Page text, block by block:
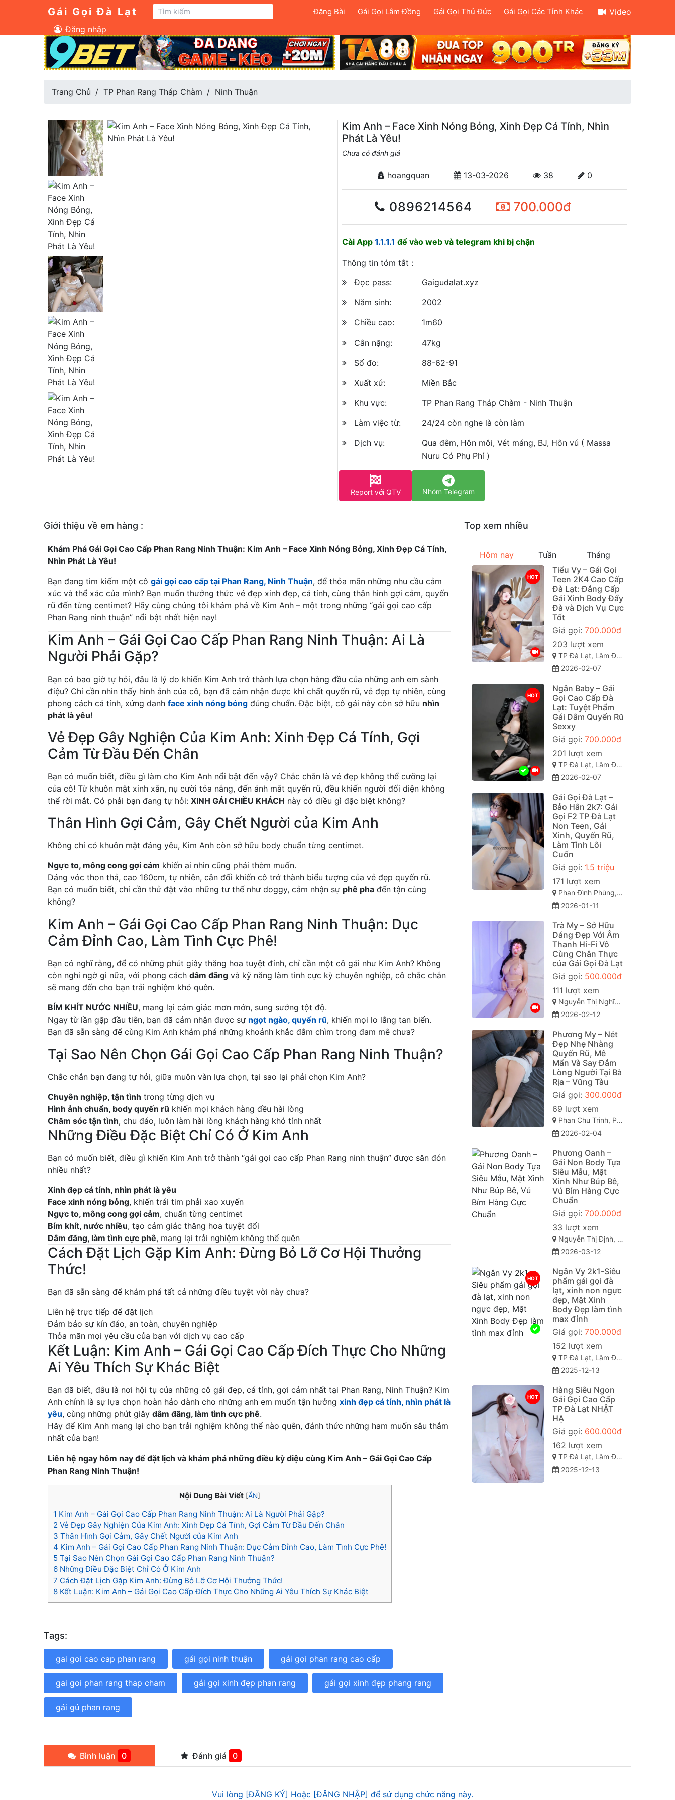
Gái Gọi Đà Lạt Đăng Bài Gái Gọi Lâm Đồng Gái Gọi Thủ Đức Gái Gọi Các Tỉnh Khác
Video
Đăng nhập
Trang Chủ TP Phan Rang Tháp Chàm Ninh Thuận
Kim Anh – Face Xinh Nóng Bỏng, Xinh Đẹp Cá Tính, Nhìn
Phát Là Yêu!
Chưa có đánh giá
hoangquan 13-03-2026 38 0
0896214564 700.000đ
Cài App 1.1.1.1 để vào web và telegram khi bị chặn
Thông tin tóm tắt :
Đọc pass:
Gaigudalat.xyz
Năm sinh:
2002
Chiều cao:
1m60
Cân nặng:
47kg
Số đo:
88-62-91
Xuất xứ:
Miền Bắc
Khu vực:
TP Phan Rang Tháp Chàm - Ninh Thuận
Làm việc từ:
24/24 còn nghe là còn làm
Dịch vụ:
Qua đêm, Hôn môi, Vét máng, BJ, Hôn vú ( Massa
Nuru Có Phụ Phí )
Report với QTV Nhóm Telegram
Giới thiệu về em hàng :
Khám Phá Gái Gọi Cao Cấp Phan Rang Ninh Thuận: Kim Anh – Face Xinh Nóng Bỏng, Xinh Đẹp Cá Tính,
Nhìn Phát Là Yêu!
Bạn đang tìm kiếm một cô gái gọi cao cấp tại Phan Rang, Ninh Thuận, để thỏa mãn những nhu cầu cảm
xúc và thể xác của mình? Bạn muốn thưởng thức vẻ đẹp xinh đẹp, cá tính, cùng thân hình gợi cảm, quyến
rũ đến từng centimet? Hãy cùng chúng tôi khám phá về Kim Anh – một trong những “gái gọi cao cấp
Phan Rang ninh thuận” nổi bật nhất hiện nay!
Kim Anh – Gái Gọi Cao Cấp Phan Rang Ninh Thuận: Ai Là
Người Phải Gặp?
Bạn có bao giờ tự hỏi, đâu là lý do khiến Kim Anh trở thành lựa chọn hàng đầu của những anh em sành
điệu? Chỉ cần nhìn thấy hình ảnh của cô, bạn đã cảm nhận được khí chất quyến rũ, vẻ đẹp tự nhiên, cùng
phong cách cá tính, xứng danh face xinh nóng bỏng đúng chuẩn. Đặc biệt, cô gái này còn sở hữu nhìn
phát là yêu!
Vẻ Đẹp Gây Nghiện Của Kim Anh: Xinh Đẹp Cá Tính, Gợi
Cảm Từ Đầu Đến Chân
Bạn có muốn biết, điều gì làm cho Kim Anh nổi bật đến vậy? Chắc chắn là vẻ đẹp không thể cưỡng lại
của cô! Từ khuôn mặt xinh xắn, nụ cười tỏa nắng, đến ánh mắt quyến rũ, đều khiến người đối diện không
thể rời mắt. Có phải bạn đang tự hỏi: XINH GÁI CHIỀU KHÁCH này có điều gì đặc biệt không?
Thân Hình Gợi Cảm, Gây Chết Người của Kim Anh
Không chỉ có khuôn mặt đáng yêu, Kim Anh còn sở hữu body chuẩn từng centimet.
Ngực to, mông cong gợi cảm khiến ai nhìn cũng phải thèm muốn.
Dáng vóc thon thả, cao 160cm, tự nhiên, cân đối khiến cô trở thành biểu tượng của vẻ đẹp quyến rũ.
Bạn có muốn biết, chỉ cần thử đặt vào những tư thế như doggy, cảm nhận sự phê pha đến tận cùng
không?
Kim Anh – Gái Gọi Cao Cấp Phan Rang Ninh Thuận: Dục
Cảm Đỉnh Cao, Làm Tình Cực Phê!
Bạn có nghĩ rằng, để có những phút giây thăng hoa tuyệt đỉnh, chỉ cần một cô gái như Kim Anh? Không
còn nghi ngờ gì nữa, với phong cách dâm đãng và kỹ năng làm tình cực kỳ chuyên nghiệp, cô chắc chắn
sẽ mang đến cho bạn trải nghiệm khó quên.
BÍM KHÍT NƯỚC NHIỀU, mang lại cảm giác mơn mởn, sung sướng tột độ.
Ngay từ lần gặp đầu tiên, bạn đã cảm nhận được sự ngọt ngào, quyến rũ, khiến mọi lo lắng tan biến.
Bạn đã sẵn sàng để cùng Kim Anh khám phá những khoảnh khắc đắm chìm trong đam mê chưa?
Tại Sao Nên Chọn Gái Gọi Cao Cấp Phan Rang Ninh Thuận?
Chắc chắn bạn đang tự hỏi, giữa muôn vàn lựa chọn, tại sao lại phải chọn Kim Anh?
Chuyên nghiệp, tận tình trong từng dịch vụ
Hình ảnh chuẩn, body quyến rũ khiến mọi khách hàng đều hài lòng
Chăm sóc tận tình, chu đáo, luôn làm hài lòng khách hàng khó tính nhất
Những Điều Đặc Biệt Chỉ Có Ở Kim Anh
Bạn có muốn biết, điều gì khiến Kim Anh trở thành “gái gọi cao cấp Phan Rang ninh thuận” được săn đón
nhiều nhất?
Xinh đẹp cá tính, nhìn phát là yêu
Face xinh nóng bỏng, khiến trái tim phải xao xuyến
Ngực to, mông cong gợi cảm, chuẩn từng centimet
Bím khít, nước nhiều, tạo cảm giác thăng hoa tuyệt đối
Dâm đãng, làm tình cực phê, mang lại trải nghiệm không thể quên
Cách Đặt Lịch Gặp Kim Anh: Đừng Bỏ Lỡ Cơ Hội Thưởng
Thức!
Bạn đã sẵn sàng để khám phá tất cả những điều tuyệt vời này chưa?
Liên hệ trực tiếp để đặt lịch
Đảm bảo sự kín đáo, an toàn, chuyên nghiệp
Thỏa mãn mọi yêu cầu của bạn với dịch vụ cao cấp
Kết Luận: Kim Anh – Gái Gọi Cao Cấp Đích Thực Cho Những
Ai Yêu Thích Sự Khác Biệt
Bạn đã biết, đâu là nơi hội tụ của những cô gái đẹp, cá tính, gợi cảm nhất tại Phan Rang, Ninh Thuận? Kim
Anh chính là sự lựa chọn hoàn hảo dành cho những anh em muốn tận hưởng xinh đẹp cá tính, nhìn phát là
yêu, cùng những phút giây dâm đãng, làm tình cực phê.
Hãy để Kim Anh mang lại cho bạn trải nghiệm không thể nào quên, đánh thức những ham muốn sâu thẳm
nhất của bạn!
Liên hệ ngay hôm nay để đặt lịch và khám phá những điều kỳ diệu cùng Kim Anh – Gái Gọi Cao Cấp
Phan Rang Ninh Thuận!
Nội Dung Bài Viết [ẨN]
1 Kim Anh – Gái Gọi Cao Cấp Phan Rang Ninh Thuận: Ai Là Người Phải Gặp?
2 Vẻ Đẹp Gây Nghiện Của Kim Anh: Xinh Đẹp Cá Tính, Gợi Cảm Từ Đầu Đến Chân
3 Thân Hình Gợi Cảm, Gây Chết Người của Kim Anh
4 Kim Anh – Gái Gọi Cao Cấp Phan Rang Ninh Thuận: Dục Cảm Đỉnh Cao, Làm Tình Cực Phê!
5 Tại Sao Nên Chọn Gái Gọi Cao Cấp Phan Rang Ninh Thuận?
6 Những Điều Đặc Biệt Chỉ Có Ở Kim Anh
7 Cách Đặt Lịch Gặp Kim Anh: Đừng Bỏ Lỡ Cơ Hội Thưởng Thức!
8 Kết Luận: Kim Anh – Gái Gọi Cao Cấp Đích Thực Cho Những Ai Yêu Thích Sự Khác Biệt
Tags:
gai goi cao cap phan rang gái gọi ninh thuận gái gọi phan rang cao cấp
gai goi phan rang thap cham gái gọi xinh đẹp phan rang gái gọi xinh đẹp phang rang
gái gú phan rang
Top xem nhiều
Hôm nay Tuần Tháng
HOT
Tiểu Vy – Gái Gọi
Teen 2K4 Cao Cấp
Đà Lạt: Đẳng Cấp
Gái Xinh Body Đẩy
Đà và Dịch Vụ Cực
Tốt
Giá gọi: 700.000đ
203 lượt xem
TP Đà Lạt, Lâm Đồng
2026-02-07
HOT
Ngân Baby – Gái
Gọi Cao Cấp Đà
Lạt: Tuyệt Phẩm
Gái Dâm Quyến Rũ
Sexxy
Giá gọi: 700.000đ
201 lượt xem
TP Đà Lạt, Lâm Đồng
2026-02-07
Gái Gọi Đà Lạt –
Bảo Hân 2k7: Gái
Gọi F2 TP Đà Lạt
Non Teen, Gái
Xinh, Quyến Rũ,
Làm Tình Lôi
Cuốn
Giá gọi: 1.5 triệu
171 lượt xem
Phan Đình Phùng, Phường 2, TP Đà Lạt (gái gọi đà lạt). Lâm Đồng
2026-01-11
Trà My – Sở Hữu
Dáng Đẹp Với Âm
Thanh Hi-Fi Vô
Cùng Chân Thực
của Gái Gọi Đà Lạt
Giá gọi: 500.000đ
111 lượt xem
Nguyễn Thị Nghĩa, Phường 2, TP Đà Lạt, Lâm Đồng
2026-02-12
Phương My – Nét
Đẹp Nhẹ Nhàng
Quyến Rũ, Mê
Mẩn Và Say Đắm
Lòng Người Tại Bà
Rịa – Vũng Tàu
Giá gọi: 300.000đ
69 lượt xem
Phan Chu Trinh, Phường 2, Thành phố Vũng Tầu, Bà Rịa - Vũng Tàu
2026-02-04
Phương Oanh –
Gái Non Body Tựa
Siêu Mẫu, Mặt
Xinh Như Búp Bê,
Vú Bím Hàng Cực
Chuẩn
Giá gọi: 700.000đ
33 lượt xem
Nguyễn Thị Định, Thị Trấn Liên Nghĩa, Đức Trọng, Lâm Đồng
2026-03-12
HOT
Ngân Vy 2k1-Siêu
phẩm gái gọi đà
lạt, xinh non ngực
đẹp, Mặt Xinh
Body Đẹp làm tình
max đỉnh
Giá gọi: 700.000đ
152 lượt xem
TP Đà Lạt, Lâm Đồng
2025-12-13
HOT
Hàng Siêu Ngon
Gái Gọi Cao Cấp
TP Đà Lạt NHẬT
HẠ
Giá gọi: 600.000đ
162 lượt xem
TP Đà Lạt, Lâm Đồng
2025-12-13
Bình luận 0 Đánh giá 0
Vui lòng [ĐĂNG KÝ] Hoặc [ĐĂNG NHẬP] để sử dụng chức năng này.